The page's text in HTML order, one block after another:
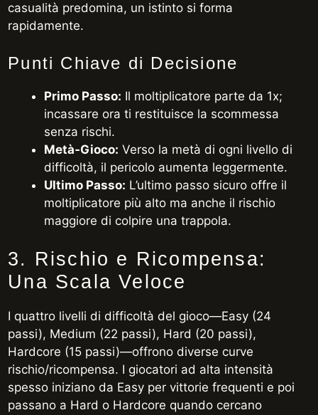
casualità predomina, un istinto si forma
rapidamente.
Punti Chiave di Decisione
Primo Passo: Il moltiplicatore parte da 1x;
incassare ora ti restituisce la scommessa
senza rischi.
Metà‑Gioco: Verso la metà di ogni livello di
difficoltà, il pericolo aumenta leggermente.
Ultimo Passo: L’ultimo passo sicuro offre il
moltiplicatore più alto ma anche il rischio
maggiore di colpire una trappola.
3. Rischio e Ricompensa:
Una Scala Veloce
I quattro livelli di difficoltà del gioco—Easy (24
passi), Medium (22 passi), Hard (20 passi),
Hardcore (15 passi)—offrono diverse curve
rischio/ricompensa. I giocatori ad alta intensità
spesso iniziano da Easy per vittorie frequenti e poi
passano a Hard o Hardcore quando cercano